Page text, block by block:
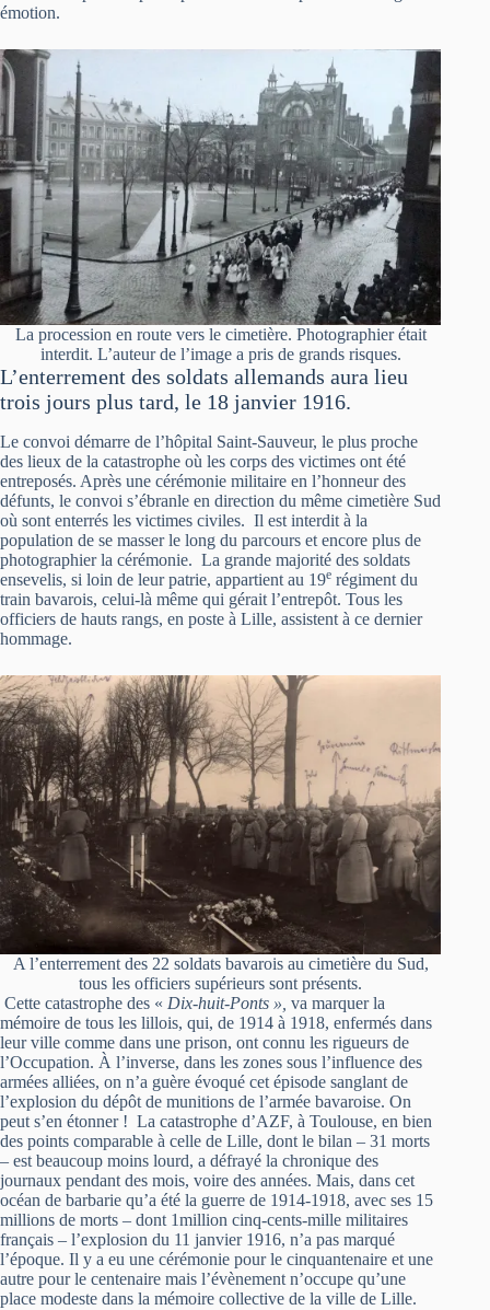
émotion.
La procession en route vers le cimetière. Photographier était
interdit. L’auteur de l’image a pris de grands risques.
L’enterrement des soldats allemands aura lieu
trois jours plus tard, le 18 janvier 1916.
Le convoi démarre de l’hôpital Saint-Sauveur, le plus proche
des lieux de la catastrophe où les corps des victimes ont été
entreposés. Après une cérémonie militaire en l’honneur des
défunts, le convoi s’ébranle en direction du même cimetière Sud
où sont enterrés les victimes civiles. Il est interdit à la
population de se masser le long du parcours et encore plus de
photographier la cérémonie. La grande majorité des soldats
ensevelis, si loin de leur patrie, appartient au 19e régiment du
train bavarois, celui-là même qui gérait l’entrepôt. Tous les
officiers de hauts rangs, en poste à Lille, assistent à ce dernier
hommage.
A l’enterrement des 22 soldats bavarois au cimetière du Sud,
tous les officiers supérieurs sont présents.
Cette catastrophe des « Dix-huit-Ponts », va marquer la
mémoire de tous les lillois, qui, de 1914 à 1918, enfermés dans
leur ville comme dans une prison, ont connu les rigueurs de
l’Occupation. À l’inverse, dans les zones sous l’influence des
armées alliées, on n’a guère évoqué cet épisode sanglant de
l’explosion du dépôt de munitions de l’armée bavaroise. On
peut s’en étonner ! La catastrophe d’AZF, à Toulouse, en bien
des points comparable à celle de Lille, dont le bilan – 31 morts
– est beaucoup moins lourd, a défrayé la chronique des
journaux pendant des mois, voire des années. Mais, dans cet
océan de barbarie qu’a été la guerre de 1914-1918, avec ses 15
millions de morts – dont 1million cinq-cents-mille militaires
français – l’explosion du 11 janvier 1916, n’a pas marqué
l’époque. Il y a eu une cérémonie pour le cinquantenaire et une
autre pour le centenaire mais l’évènement n’occupe qu’une
place modeste dans la mémoire collective de la ville de Lille.